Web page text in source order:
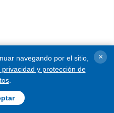
MÁS
navegando por el sitio,
privacidad y protección de
.
×